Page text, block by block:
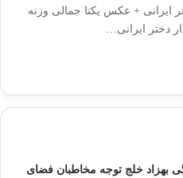
ایرانی + عکس یکتا جمالی وزنه
دختر ایرانی…
بهزاد خلج توجه مخاطبان فضای